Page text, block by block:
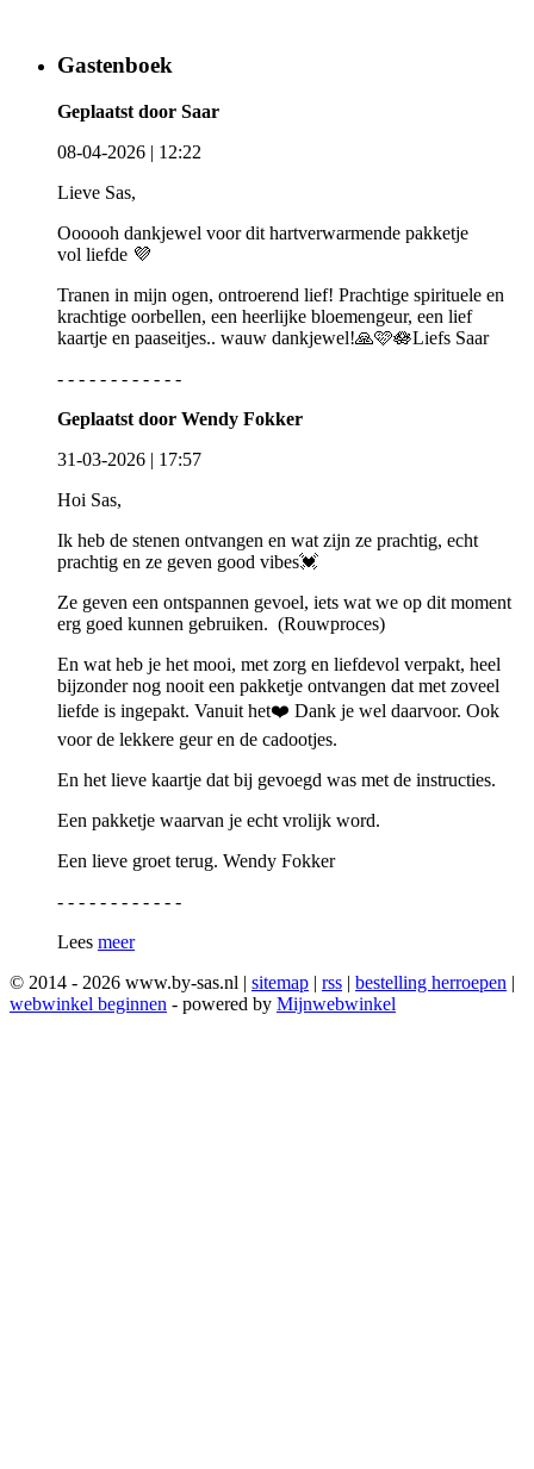
Gastenboek
Geplaatst door Saar
08-04-2026 | 12:22
Lieve Sas,
Oooooh dankjewel voor dit hartverwarmende pakketje
vol liefde 💜
Tranen in mijn ogen, ontroerend lief! Prachtige spirituele en
krachtige oorbellen, een heerlijke bloemengeur, een lief
kaartje en paaseitjes.. wauw dankjewel!🙏🩷🪷Liefs Saar
- - - - - - - - - - - -
Geplaatst door Wendy Fokker
31-03-2026 | 17:57
Hoi Sas,
Ik heb de stenen ontvangen en wat zijn ze prachtig, echt
prachtig en ze geven good vibes💓
Ze geven een ontspannen gevoel, iets wat we op dit moment
erg goed kunnen gebruiken. (Rouwproces)
En wat heb je het mooi, met zorg en liefdevol verpakt, heel
bijzonder nog nooit een pakketje ontvangen dat met zoveel
liefde is ingepakt. Vanuit het❤️ Dank je wel daarvoor. Ook
voor de lekkere geur en de cadootjes.
En het lieve kaartje dat bij gevoegd was met de instructies.
Een pakketje waarvan je echt vrolijk word.
Een lieve groet terug. Wendy Fokker
- - - - - - - - - - - -
Lees meer
© 2014 - 2026 www.by-sas.nl | sitemap | rss | bestelling herroepen |
webwinkel beginnen - powered by Mijnwebwinkel